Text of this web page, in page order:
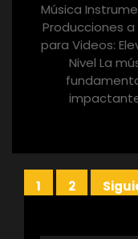
Música
Producciones
para Videos:
Nivel La
Paginación
Página
1 Página
2